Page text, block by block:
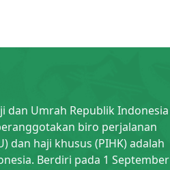
dan Umrah Republik Indonesia
biro perjalanan
dan haji khusus (PIHK) adalah
Berdiri pada 1 September